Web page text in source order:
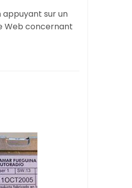
appuyant sur un
Web concernant